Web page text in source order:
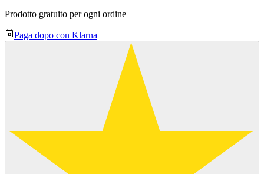
Prodotto gratuito per ogni ordine
Paga dopo con Klarna